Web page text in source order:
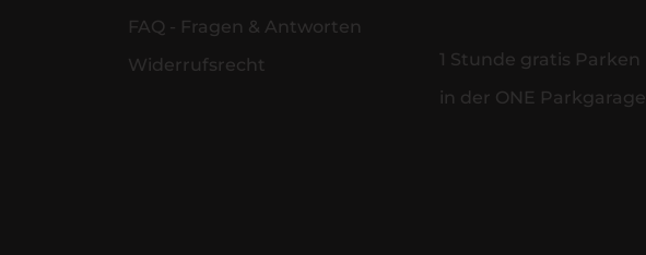
FAQ - Fragen & Antworten
Widerrufsrecht
1 Stunde gratis Parken
in der ONE Parkgarage